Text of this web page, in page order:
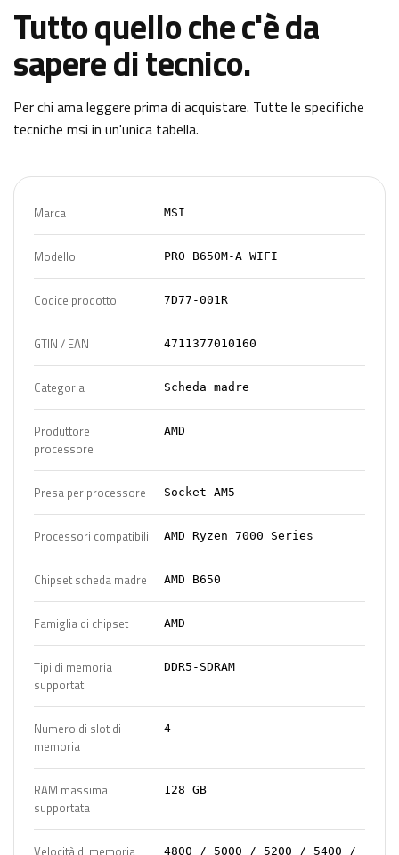
Tutto quello che c'è da
sapere di tecnico.
Per chi ama leggere prima di acquistare. Tutte le specifiche
tecniche msi in un'unica tabella.
Marca MSI
Modello PRO B650M-A WIFI
Codice prodotto 7D77-001R
GTIN / EAN 4711377010160
Categoria Scheda madre
Produttore
processore
AMD
Presa per processore Socket AM5
Processori compatibili AMD Ryzen 7000 Series
Chipset scheda madre AMD B650
Famiglia di chipset AMD
Tipi di memoria
supportati
DDR5-SDRAM
Numero di slot di
memoria
4
RAM massima
supportata
128 GB
Velocità di memoria 4800 / 5000 / 5200 / 5400 /